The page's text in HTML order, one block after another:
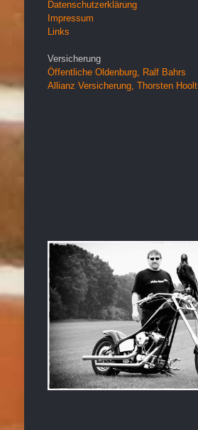
Datenschutzerklärung
Impressum
Links
Versicherung
Öffentliche Oldenburg, Ralf Bahrs
Allianz Versicherung, Thorsten Hoolt